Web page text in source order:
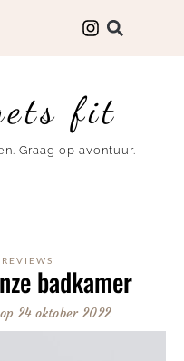
fit
Graag op avontuur.
REVIEWS
badkamer
op 24 oktober 2022